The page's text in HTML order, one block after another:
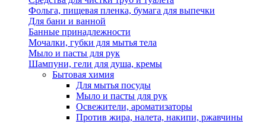
Фольга, пищевая пленка, бумага для выпечки
Для бани и ванной
Банные принадлежности
Мочалки, губки для мытья тела
Мыло и пасты для рук
Шампуни, гели для душа, кремы
Бытовая химия
Для мытья посуды
Мыло и пасты для рук
Освежители, ароматизаторы
Против жира, налета, накипи, ржавчины